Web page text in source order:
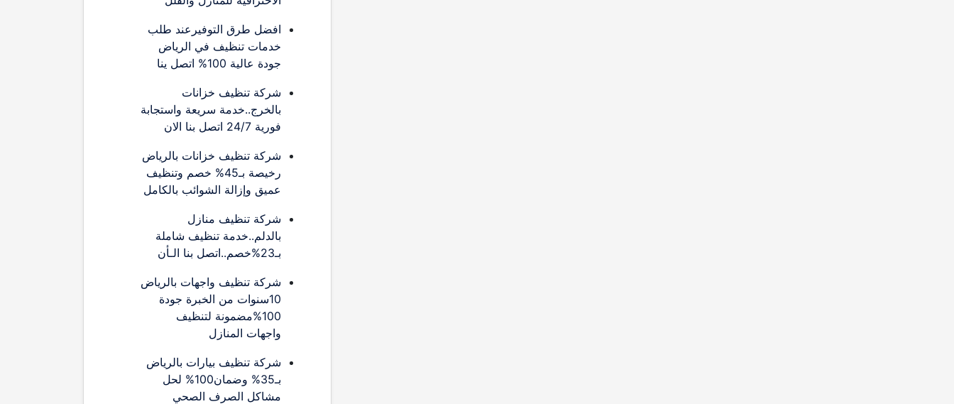
افضل طرق التوفيرعند طلب
خدمات تنظيف في الرياض
جودة عالية 100% اتصل ينا
شركة تنظيف خزانات
بالخرج..خدمة سريعة واستجابة
فورية 24/7 اتصل بنا الان
شركة تنظيف خزانات بالرياض
رخيصة بـ45% خصم وتنظيف
عميق وإزالة الشوائب بالكامل
شركة تنظيف منازل
بالدلم..خدمة تنظيف شاملة
بـ23%خصم..اتصل بنا الـأن
شركة تنظيف واجهات بالرياض
10سنوات من الخبرة جودة
100%مضمونة لتنظيف
واجهات المنازل
شركة تنظيف بيارات بالرياض
بـ35% وضمان100% لحل
مشاكل الصرف الصحي